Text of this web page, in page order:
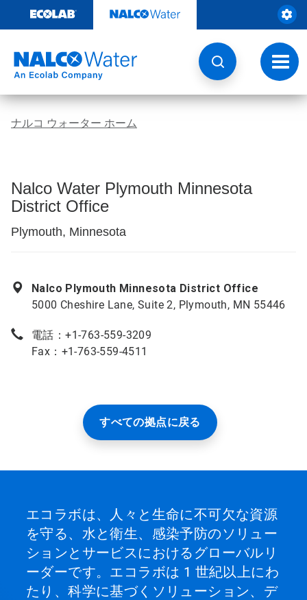
テ
る
ト
グ
ル
ナ
ナルコ ウォーター ホーム
Nalco Water Plymouth Minnesota
District Office
Plymouth, Minnesota
Nalco Plymouth Minnesota District Office
5000 Cheshire Lane, Suite 2, Plymouth, MN 55446
電話：+1-763-559-3209
Fax：+1-763-559-4511
すべての拠点に戻る
エコラボは、人々と生命に不可欠な資源
を守る、水と衛生、感染予防のソリュー
ションとサービスにおけるグローバルリ
ーダーです。エコラボは 1 世紀以上にわ
たり、科学に基づくソリューション、デ